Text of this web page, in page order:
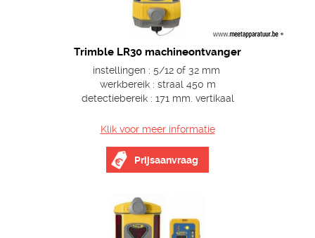
Trimble LR30 machineontvanger
instellingen : 5/12 of 32 mm
werkbereik : straal 450 m
detectiebereik : 171 mm. vertikaal
Klik voor meer informatie
Prijsaanvraag